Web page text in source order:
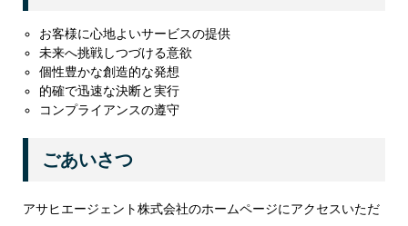
お客様に心地よいサービスの提供
未来へ挑戦しつづける意欲
個性豊かな創造的な発想
的確で迅速な決断と実行
コンプライアンスの遵守
ごあいさつ
アサヒエージェント株式会社のホームページにアクセスいただ